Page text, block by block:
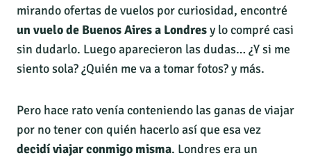
mirando ofertas de vuelos por curiosidad, encontré
un vuelo de Buenos Aires a Londresy lo compré casi
sin dudarlo. Luego aparecieron las dudas… ¿Y si me
siento sola? ¿Quién me va a tomar fotos? y más.
Pero hace rato venía conteniendo las ganas de viajar
por no tener con quién hacerlo así que esa vez
decidí viajar conmigo misma. Londres era un